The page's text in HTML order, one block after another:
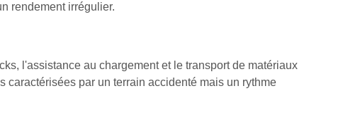
rendement irrégulier.
l'assistance au chargement et le transport de matériaux
par un terrain accidenté mais un rythme